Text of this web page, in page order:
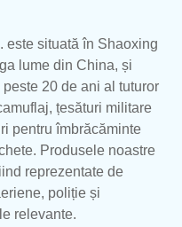
este situată în Shaoxing
lume din China, și
20 de ani al tuturor
țesături militare
pentru îmbrăcăminte
Produsele noastre
reprezentate de
poliție și
relevante.